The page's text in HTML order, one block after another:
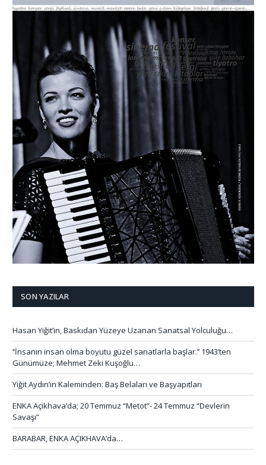
SON YAZILAR
Hasan Yiğit’in, Baskıdan Yüzeye Uzanan Sanatsal Yolculuğu…
‘’İnsanın insan olma boyutu güzel sanatlarla başlar.’’ 1943’ten
Günümüze; Mehmet Zeki Kuşoğlu…
Yiğit Aydın’ın Kaleminden: Baş Belaları ve Başyapıtları
ENKA Açıkhava’da; 20 Temmuz “Metot”- 24 Temmuz “Devlerin
Savaşı”
BARABAR, ENKA AÇIKHAVA’da…